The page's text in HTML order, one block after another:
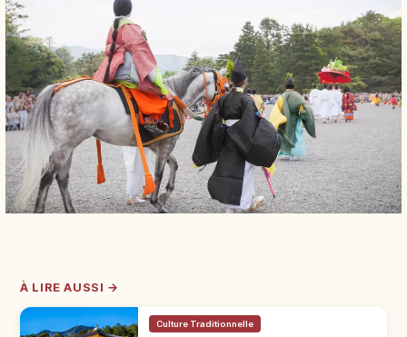
À LIRE AUSSI →
Culture Traditionnelle